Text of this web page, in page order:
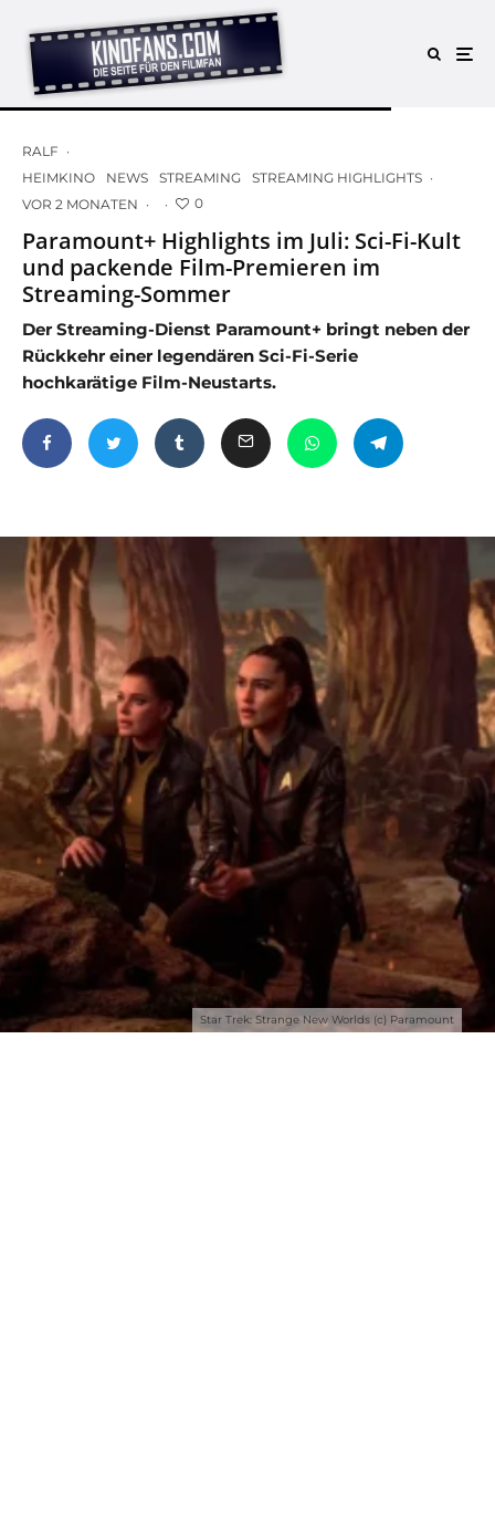
RALF ·
HEIMKINO
NEWS STREAMING STREAMING HIGHLIGHTS ·
VOR 2 MONATEN · · 0
Paramount+ Highlights im Juli: Sci-Fi-Kult
und packende Film-Premieren im
Streaming-Sommer
Der Streaming-Dienst Paramount+ bringt neben der
Rückkehr einer legendären Sci-Fi-Serie
hochkarätige Film-Neustarts.
Star Trek: Strange New Worlds (c) Paramount